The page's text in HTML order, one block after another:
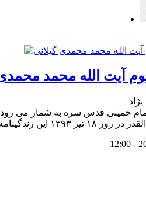
آیت الله محمد محمدى